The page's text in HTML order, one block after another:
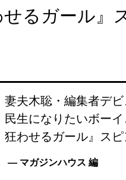
るガール』
妻夫木聡・編集者デ
民生になりたいボー
狂わせるガール』ス
— マガジンハウス 編